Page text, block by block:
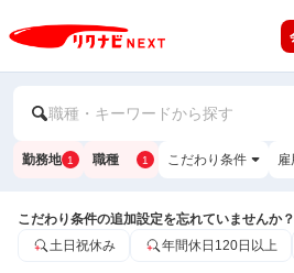
職種・キーワードから探す
勤務地 1 職種 1 こだわり条件 雇
こだわり条件の追加設定を忘れていませんか？
土日祝休み
年間休日120日以上